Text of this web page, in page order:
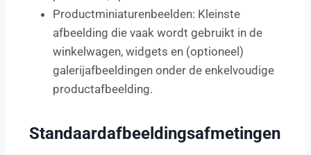
Productminiaturenbeelden: Kleinste
afbeelding die vaak wordt gebruikt in de
winkelwagen, widgets en (optioneel)
galerijafbeeldingen onder de enkelvoudige
productafbeelding.
Standaardafbeeldingsafmetingen